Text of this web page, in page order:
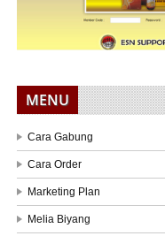
MENU
Cara Gabung
Cara Order
Marketing Plan
Melia Biyang